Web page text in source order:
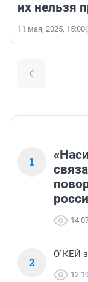
их нельзя
11 мая, 2025, 15:00
1
14
2
О`КЕЙ
12